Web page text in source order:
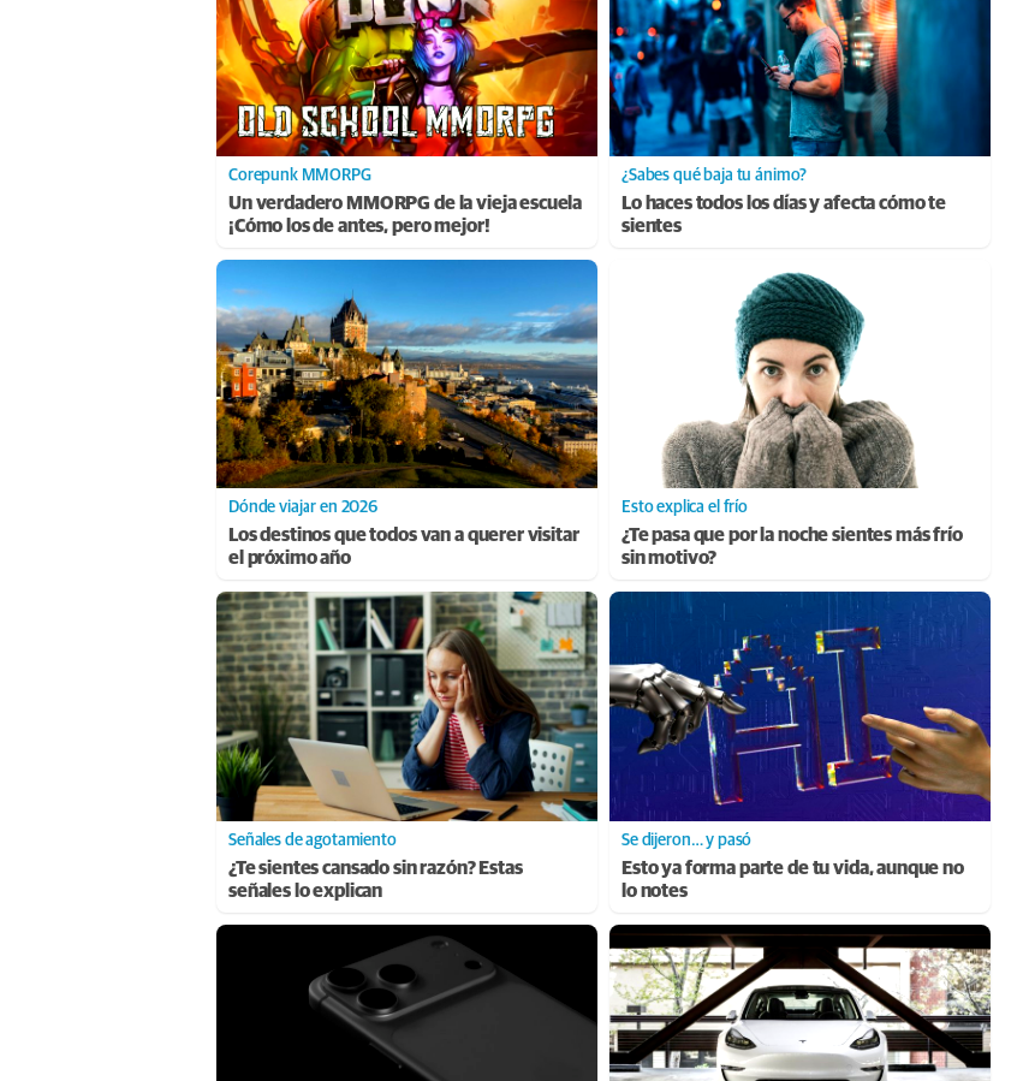
Corepunk MMORPG
Un verdadero MMORPG de la vieja escuela
¡Cómo los de antes, pero mejor!
¿Sabes qué baja tu ánimo?
Lo haces todos los días y afecta cómo te
sientes
Dónde viajar en 2026
Los destinos que todos van a querer visitar
el próximo año
Esto explica el frío
¿Te pasa que por la noche sientes más frío
sin motivo?
Señales de agotamiento
¿Te sientes cansado sin razón? Estas
señales lo explican
Se dijeron… y pasó
Esto ya forma parte de tu vida, aunque no
lo notes